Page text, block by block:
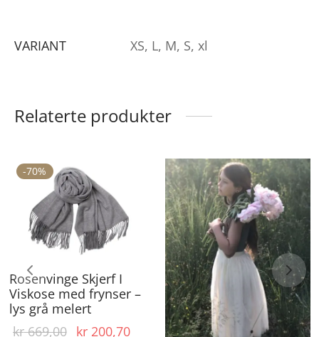
VARIANT XS, L, M, S, xl
Relaterte produkter
-70%
Rosenvinge Skjerf I
Viskose med frynser –
lys grå melert
kr669,00
Opprinnelig
kr200,70 Nåværende